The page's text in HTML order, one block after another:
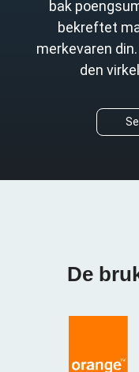
bak
bekreftet
merkevaren
den
De